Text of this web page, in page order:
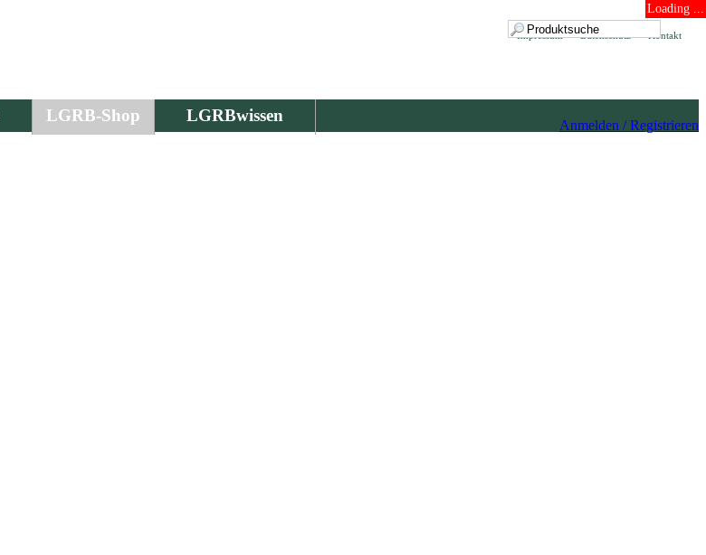
Loading ...
Kontakt
Datenschutz
Impressum
LGRB-Shop LGRBwissen
Anmelden / Registrieren